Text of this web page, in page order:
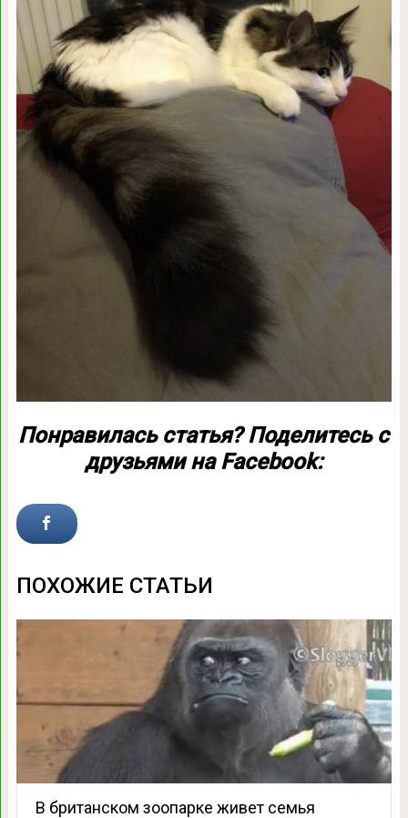
Понравилась статья? Поделитесь с
друзьями на Facebook:
ПОХОЖИЕ СТАТЬИ
В британском зоопарке живет семья